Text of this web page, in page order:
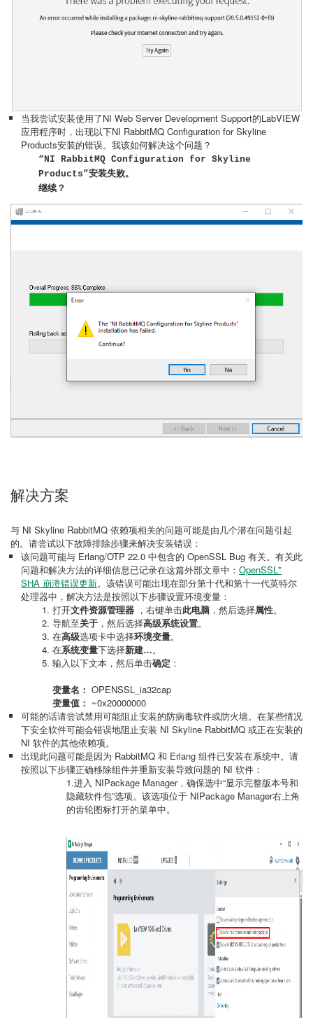
当我尝试安装使用了NI Web Server Development Support的LabVIEW
应用程序时，出现以下NI RabbitMQ Configuration for Skyline
Products安装的错误。我该如何解决这个问题？
“NI RabbitMQ Configuration for Skyline
Products”安装失败。
继续？
解决方案
与 NI Skyline RabbitMQ 依赖项相关的问题可能是由几个潜在问题引起
的。请尝试以下故障排除步骤来解决安装错误：
该问题可能与 Erlang/OTP 22.0 中包含的 OpenSSL Bug 有关。有关此
问题和解决方法的详细信息已记录在这篇外部文章中： OpenSSL*
SHA 崩溃错误更新。该错误可能出现在部分第十代和第十一代英特尔
处理器中，解决方法是按照以下步骤设置环境变量：
打开文件资源管理器 ，右键单击此电脑 ，然后选择属性。
导航至关于 ，然后选择高级系统设置。
在高级选项卡中选择环境变量。
在系统变量下选择新建…。
输入以下文本，然后单击确定 ：
变量名： OPENSSL_ia32cap
变量值： ~0x20000000
可能的话请尝试禁用可能阻止安装的防病毒软件或防火墙。在某些情况
下安全软件可能会错误地阻止安装 NI Skyline RabbitMQ 或正在安装的
NI 软件的其他依赖项。
出现此问题可能是因为 RabbitMQ 和 Erlang 组件已安装在系统中。请
按照以下步骤正确移除组件并重新安装导致问题的 NI 软件：
1.进入 NIPackage Manager，确保选中“显示完整版本号和
隐藏软件包”选项。该选项位于 NIPackage Manager右上角
的齿轮图标打开的菜单中。